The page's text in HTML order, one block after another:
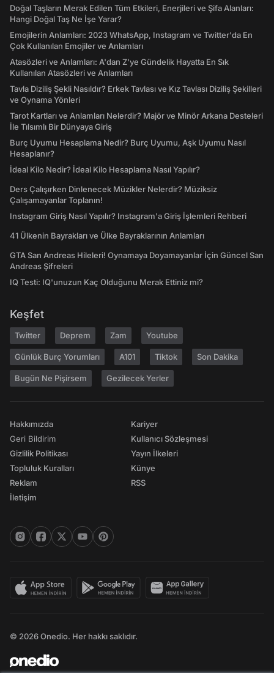
Doğal Taşların Merak Edilen Tüm Etkileri, Enerjileri ve Şifa Alanları:
Hangi Doğal Taş Ne İşe Yarar?
Emojilerin Anlamları: 2023 WhatsApp, Instagram ve Twitter'da En
Çok Kullanılan Emojiler ve Anlamları
Atasözleri ve Anlamları: A'dan Z'ye Gündelik Hayatta En Sık
Kullanılan Atasözleri ve Anlamları
Tavla Diziliş Şekli Nasıldır? Erkek Tavlası ve Kız Tavlası Diziliş Şekilleri
ve Oynama Yönleri
Tarot Kartları ve Anlamları Nelerdir? Majör ve Minör Arkana Desteleri
İle Tılsımlı Bir Dünyaya Giriş
Burç Uyumu Hesaplama Nedir? Burç Uyumu, Aşk Uyumu Nasıl
Hesaplanır?
İdeal Kilo Nedir? İdeal Kilo Hesaplama Nasıl Yapılır?
Ders Çalışırken Dinlenecek Müzikler Nelerdir? Müziksiz
Çalışamayanlar Toplanın!
Instagram Giriş Nasıl Yapılır? Instagram'a Giriş İşlemleri Rehberi
41 Ülkenin Bayrakları ve Ülke Bayraklarının Anlamları
GTA San Andreas Hileleri! Oynamaya Doyamayanlar İçin Güncel San
Andreas Şifreleri
IQ Testi: IQ'unuzun Kaç Olduğunu Merak Ettiniz mi?
Keşfet
Twitter Deprem Zam Youtube
Günlük Burç Yorumları A101 Tiktok Son Dakika
Bugün Ne Pişirsem Gezilecek Yerler
Hakkımızda
Geri Bildirim
Gizlilik Politikası
Topluluk Kuralları
Reklam
İletişim
Kariyer
Kullanıcı Sözleşmesi
Yayın İlkeleri
Künye
RSS
© 2026 Onedio. Her hakkı saklıdır.